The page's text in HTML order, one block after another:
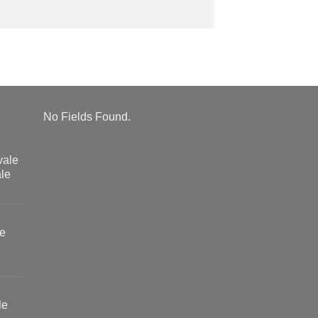
No Fields Found.